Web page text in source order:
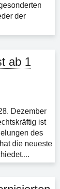
der
ab 1
Dezember
ist
des
die neueste